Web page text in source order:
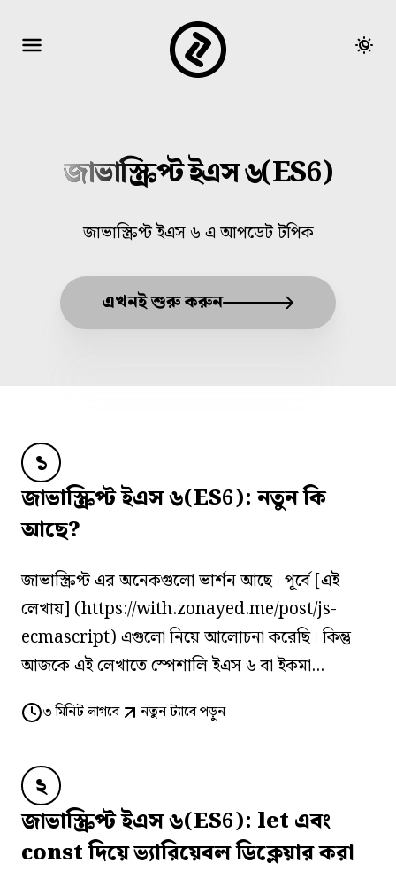
জাভাস্ক্রিপ্ট ইএস ৬(ES6)
জাভাস্ক্রিপ্ট ইএস ৬ এ আপডেট টপিক
এখনই শুরু করুন
১
জাভাস্ক্রিপ্ট ইএস ৬(ES6): নতুন কি
আছে?
জাভাস্ক্রিপ্ট এর অনেকগুলো ভার্শন আছে। পূর্বে [এই
লেখায়] (https://with.zonayed.me/post/js-
ecmascript) এগুলো নিয়ে আলোচনা করেছি। কিন্তু
আজকে এই লেখাতে স্পেশালি ইএস ৬ বা ইকমা...
৩মিনিট লাগবে নতুন ট্যাবে পড়ুন
২
জাভাস্ক্রিপ্ট ইএস ৬(ES6): let এবং
const দিয়ে ভ্যারিয়েবল ডিক্লেয়ার করা